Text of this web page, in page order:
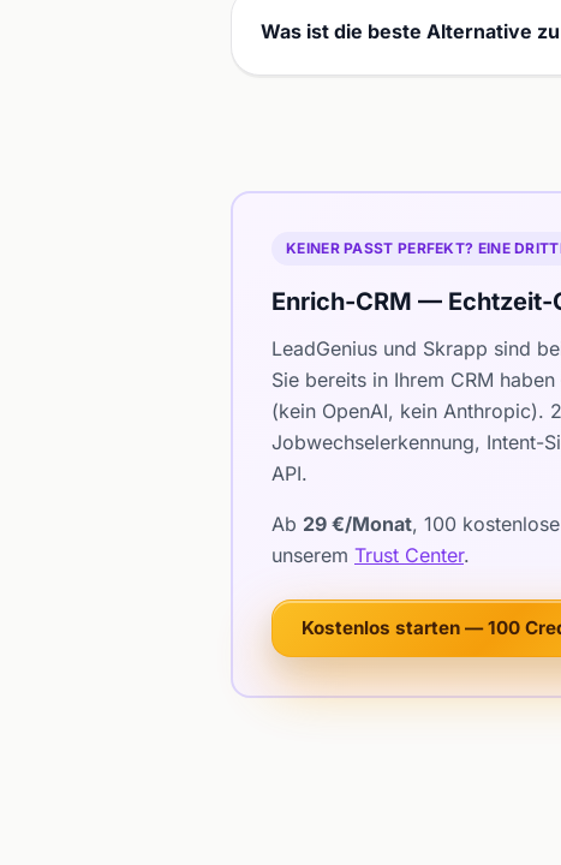
Was ist die beste Alternative
KEINER PASST PERFEKT? EINE
Enrich-CRM — Echtzeit-
LeadGenius und Skrapp sind
Sie bereits in Ihrem CRM
(kein OpenAI, kein Anthropic).
Jobwechselerkennung, Intent-
API.
Ab 29 €/Monat, 100
unserem Trust Center.
Kostenlos starten — 100